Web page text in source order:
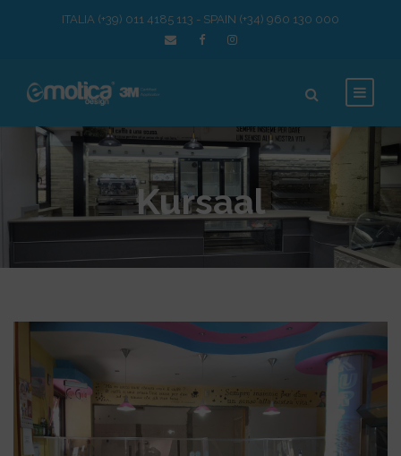
ITALIA (+39) 011 4185 113 - SPAIN (+34) 960 130 000
Kursaal